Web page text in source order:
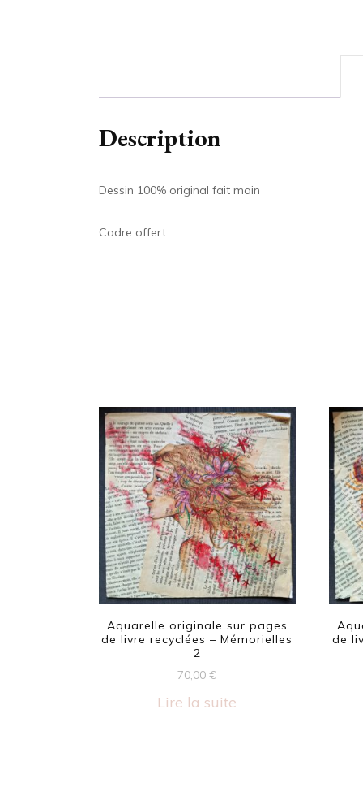
Description
Dessin 100% original fait main
Cadre offert
Aquarelle originale sur pages
de livre recyclées – Mémorielles
2
70,00€
Lire la suite
de